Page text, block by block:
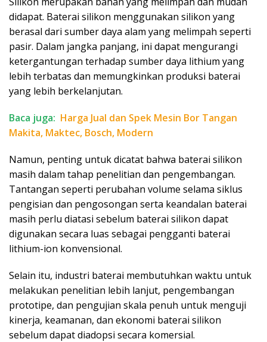
didapat. Baterai silikon menggunakan silikon yang
berasal dari sumber daya alam yang melimpah seperti
pasir. Dalam jangka panjang, ini dapat mengurangi
ketergantungan terhadap sumber daya lithium yang
lebih terbatas dan memungkinkan produksi baterai
yang lebih berkelanjutan.
Baca juga: Harga Jual dan Spek Mesin Bor Tangan
Makita, Maktec, Bosch, Modern
Namun, penting untuk dicatat bahwa baterai silikon
masih dalam tahap penelitian dan pengembangan.
Tantangan seperti perubahan volume selama siklus
pengisian dan pengosongan serta keandalan baterai
masih perlu diatasi sebelum baterai silikon dapat
digunakan secara luas sebagai pengganti baterai
lithium-ion konvensional.
Selain itu, industri baterai membutuhkan waktu untuk
melakukan penelitian lebih lanjut, pengembangan
prototipe, dan pengujian skala penuh untuk menguji
kinerja, keamanan, dan ekonomi baterai silikon
sebelum dapat diadopsi secara komersial.